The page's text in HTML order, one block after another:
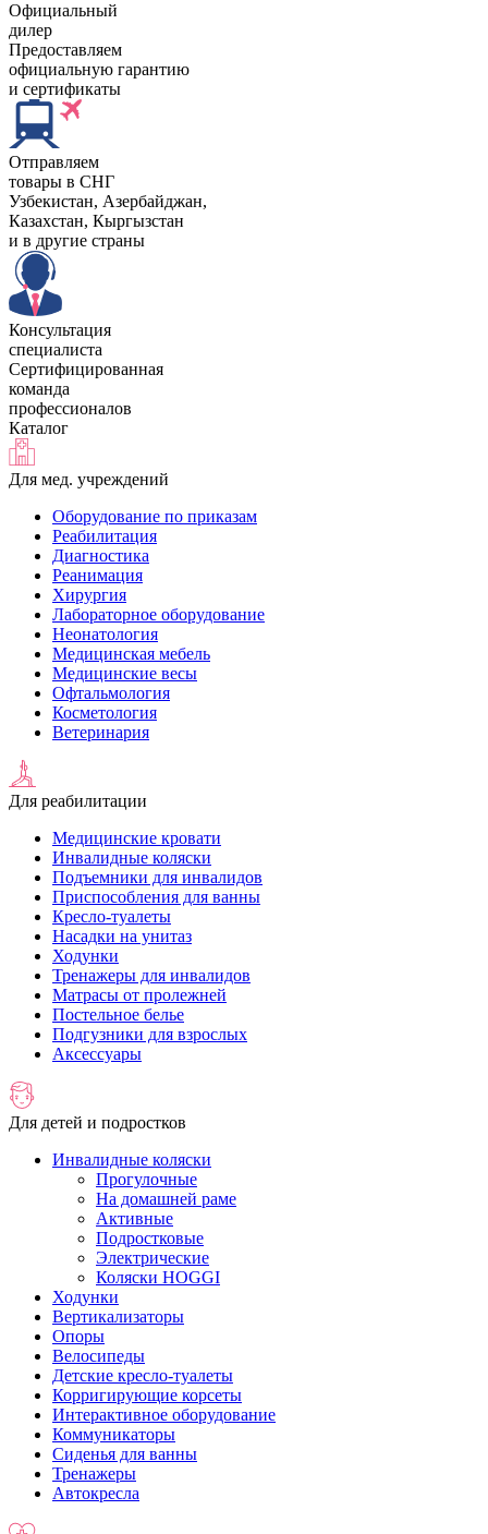
Официальный
дилер
Предоставляем
официальную гарантию
и сертификаты
Отправляем
товары в СНГ
Узбекистан, Aзербайджан,
Казахстан, Кыргызстан
и в другие страны
Консультация
специалиста
Сертифицированная
команда
профессионалов
Каталог
Для мед. учреждений
Оборудование по приказам
Реабилитация
Диагностика
Реанимация
Хирургия
Лабораторное оборудование
Неонатология
Медицинская мебель
Медицинские весы
Офтальмология
Косметология
Ветеринария
Для реабилитации
Медицинские кровати
Инвалидные коляски
Подъемники для инвалидов
Приспособления для ванны
Кресло-туалеты
Насадки на унитаз
Ходунки
Тренажеры для инвалидов
Матрасы от пролежней
Постельное белье
Подгузники для взрослых
Аксессуары
Для детей и подростков
Инвалидные коляски
Прогулочные
На домашней раме
Активные
Подростковые
Электрические
Коляски HOGGI
Ходунки
Вертикализаторы
Опоры
Велосипеды
Детские кресло-туалеты
Корригирующие корсеты
Интерактивное оборудование
Коммуникаторы
Сиденья для ванны
Тренажеры
Автокресла